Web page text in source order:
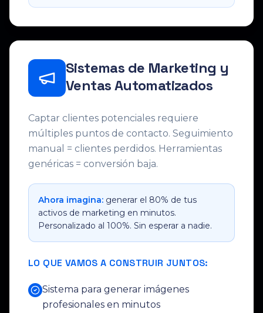
Sistemas de Marketing y
Ventas Automatizados
Captar clientes potenciales requiere
múltiples puntos de contacto. Seguimiento
manual = clientes perdidos. Herramientas
genéricas = conversión baja.
Ahora imagina: generar el 80% de tus
activos de marketing en minutos.
Personalizado al 100%. Sin esperar a nadie.
LO QUE VAMOS A CONSTRUIR JUNTOS:
Sistema para generar imágenes
profesionales en minutos